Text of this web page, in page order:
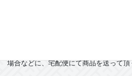
場合などに、宅配便にて商品を送って頂